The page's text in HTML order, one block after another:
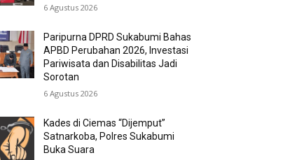
6 Agustus 2026
Paripurna DPRD Sukabumi Bahas
APBD Perubahan 2026, Investasi
Pariwisata dan Disabilitas Jadi
Sorotan
6 Agustus 2026
Kades di Ciemas “Dijemput”
Satnarkoba, Polres Sukabumi
Buka Suara